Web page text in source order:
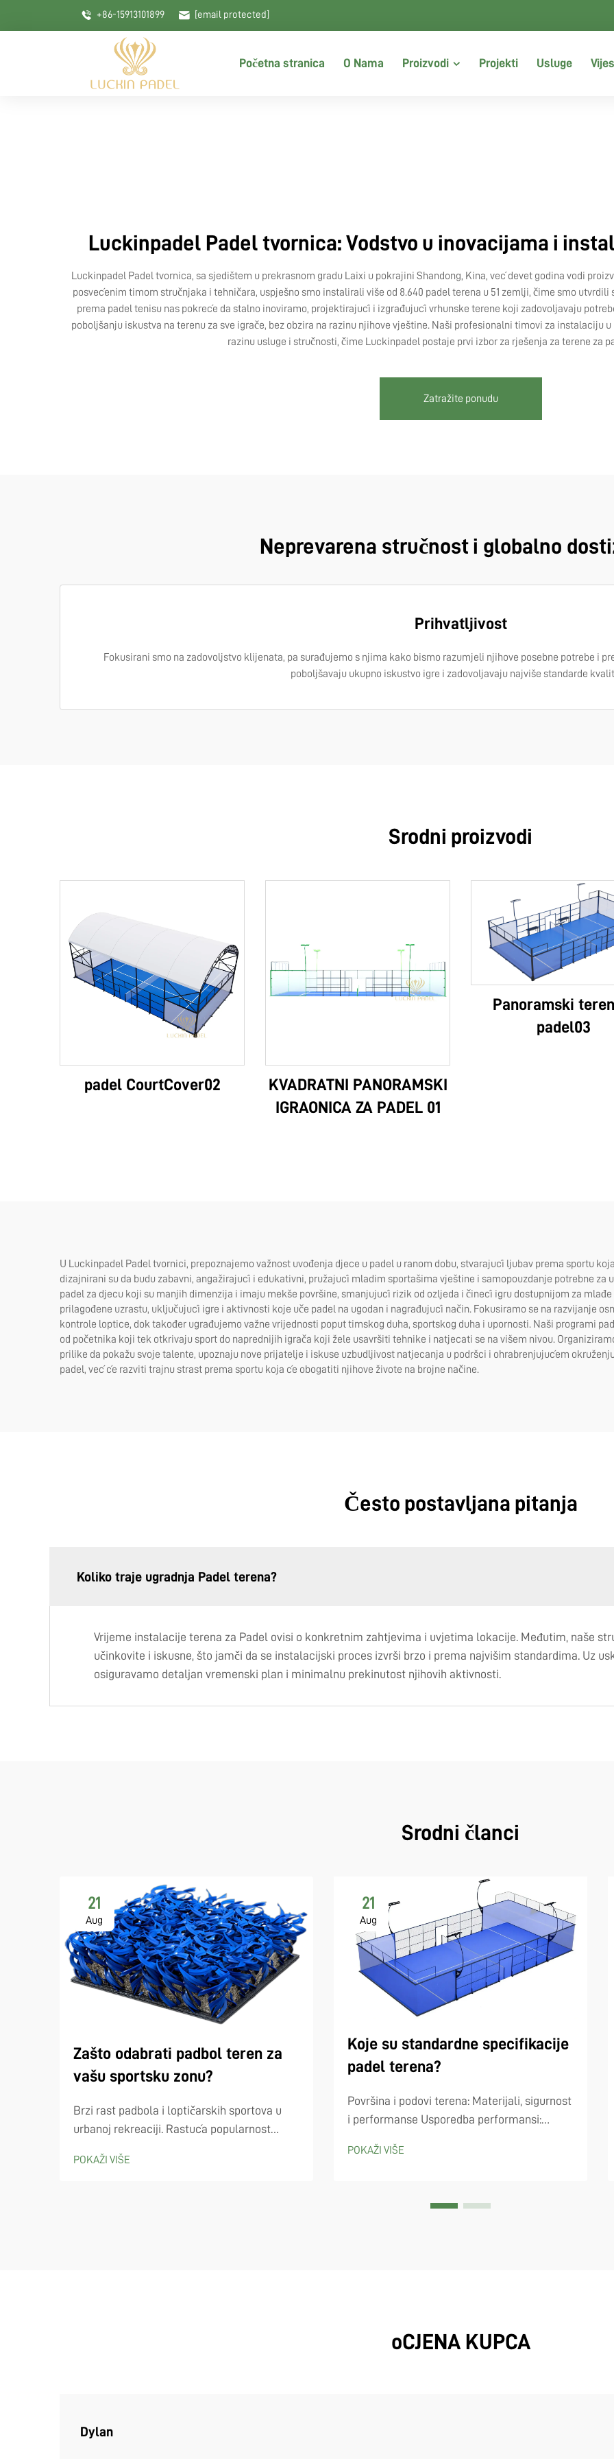
+86-15913101899 [email protected]
Početna stranica O Nama Proizvodi Projekti Usluge
Luckinpadel Padel tvornica: Vodstvo u inovacijama i
Luckinpadel Padel tvornica, sa sjedištem u prekrasnom gradu Laixi u pokrajini Shandong, Kina, već devet godina vodi
posvećenim timom stručnjaka i tehničara, uspješno smo instalirali više od 8.640 padel terena u 51 zemlji, čime smo
prema padel tenisu nas pokreće da stalno inoviramo, projektirajući i izgrađujući vrhunske terene koji zadovoljavaju
poboljšanju iskustva na terenu za sve igrače, bez obzira na razinu njihove vještine. Naši profesionalni timovi za
razinu usluge i stručnosti, čime Luckinpadel postaje prvi izbor za rješenja za terene za
Zatražite ponudu
Neprevarena stručnost i globalno
Prihvatljivost
Fokusirani smo na zadovoljstvo klijenata, pa surađujemo s njima kako bismo razumjeli njihove posebne potrebe i
poboljšavaju ukupno iskustvo igre i zadovoljavaju najviše standarde
Srodni proizvodi
padel CourtCover02
KVADRATNI PANORAMSKI
IGRAONICA ZA PADEL 01
Panoramski
padel03
U Luckinpadel Padel tvornici, prepoznajemo važnost uvođenja djece u padel u ranom dobu, stvarajući ljubav prema sportu
dizajnirani su da budu zabavni, angažirajući i edukativni, pružajući mladim sportašima vještine i samopouzdanje potrebne za
padel za djecu koji su manjih dimenzija i imaju mekše površine, smanjujući rizik od ozljeda i čineći igru dostupnijom za
prilagođene uzrastu, uključujući igre i aktivnosti koje uče padel na ugodan i nagrađujući način. Fokusiramo se na razvijanje
kontrole loptice, dok također ugrađujemo važne vrijednosti poput timskog duha, sportskog duha i upornosti. Naši programi
od početnika koji tek otkrivaju sport do naprednijih igrača koji žele usavršiti tehnike i natjecati se na višem nivou.
prilike da pokažu svoje talente, upoznaju nove prijatelje i iskuse uzbudljivost natjecanja u podršci i ohrabrenjujućem
padel, već će razviti trajnu strast prema sportu koja će obogatiti njihove živote na brojne načine.
Često postavljana pitanja
Koliko traje ugradnja Padel terena?
Vrijeme instalacije terena za Padel ovisi o konkretnim zahtjevima i uvjetima lokacije. Međutim, naše
učinkovite i iskusne, što jamči da se instalacijski proces izvrši brzo i prema najvišim standardima. Uz
osiguravamo detaljan vremenski plan i minimalnu prekinutost njihovih aktivnosti.
Srodni članci
21
Aug
Zašto odabrati padbol teren za
vašu sportsku zonu?
Brzi rast padbola i loptičarskih sportova u
urbanoj rekreaciji. Rastuća popularnost
padela i piklebola. Sve više urbanističkih
POKAŽI VIŠE
21
Aug
Koje su standardne specifikacije
padel terena?
Površina i podovi terena: Materijali, sigurnost
i performanse Usporedba performansi:
pločice Vrsta materijala površine čini svu
POKAŽI VIŠE
oCJENA KUPCA
Dylan